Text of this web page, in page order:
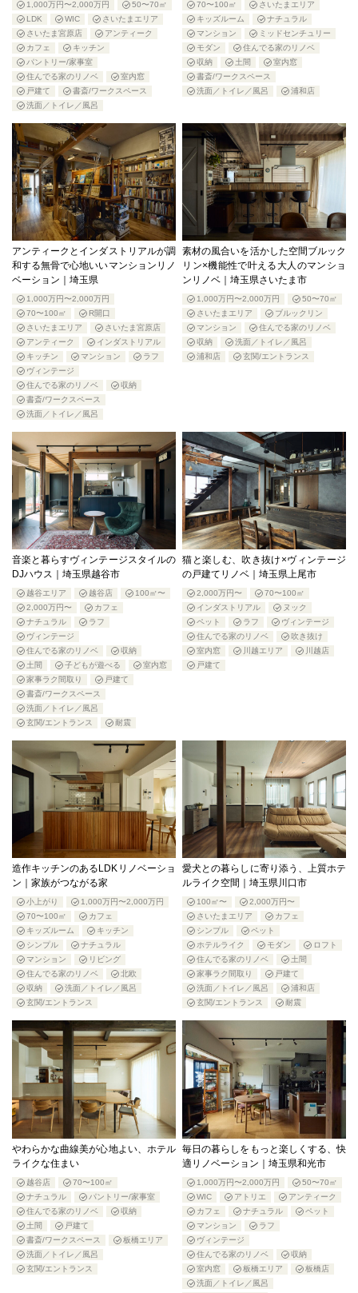
1,000万円〜2,000万円
50〜70㎡
LDK
WIC
さいたまエリア
さいたま宮原店
アンティーク
カフェ
キッチン
パントリー/家事室
住んでる家のリノベ
室内窓
戸建て
書斎/ワークスペース
洗面／トイレ／風呂
70〜100㎡
さいたまエリア
キッズルーム
ナチュラル
マンション
ミッドセンチュリー
モダン
住んでる家のリノベ
収納
土間
室内窓
書斎/ワークスペース
洗面／トイレ／風呂
浦和店
アンティークとインダストリアルが調
和する無骨で心地いいマンションリノ
ベーション｜埼玉県
1,000万円〜2,000万円
70〜100㎡
R開口
さいたまエリア
さいたま宮原店
アンティーク
インダストリアル
キッチン
マンション
ラフ
ヴィンテージ
住んでる家のリノベ
収納
書斎/ワークスペース
洗面／トイレ／風呂
素材の風合いを活かした空間ブルック
リン×機能性で叶える大人のマンショ
ンリノベ｜埼玉県さいたま市
1,000万円〜2,000万円
50〜70㎡
さいたまエリア
ブルックリン
マンション
住んでる家のリノベ
収納
洗面／トイレ／風呂
浦和店
玄関/エントランス
音楽と暮らすヴィンテージスタイルの
DJハウス｜埼玉県越谷市
越谷エリア 越谷店
100㎡〜
2,000万円〜
カフェ
ナチュラル
ラフ
ヴィンテージ
住んでる家のリノベ
収納
土間
子どもが遊べる
室内窓
家事ラク間取り
戸建て
書斎/ワークスペース
洗面／トイレ／風呂
玄関/エントランス
耐震
猫と楽しむ、吹き抜け×ヴィンテージ
の戸建てリノベ｜埼玉県上尾市
2,000万円〜
70〜100㎡
インダストリアル
ヌック
ペット
ラフ
ヴィンテージ
住んでる家のリノベ
吹き抜け
室内窓
川越エリア
川越店
戸建て
造作キッチンのあるLDKリノベーショ
ン｜家族がつながる家
小上がり
1,000万円〜2,000万円
70〜100㎡
カフェ
キッズルーム
キッチン
シンプル
ナチュラル
マンション
リビング
住んでる家のリノベ
北欧
収納
洗面／トイレ／風呂
玄関/エントランス
愛犬との暮らしに寄り添う、上質ホテ
ルライク空間｜埼玉県川口市
100㎡〜
2,000万円〜
さいたまエリア
カフェ
シンプル
ペット
ホテルライク
モダン
ロフト
住んでる家のリノベ
土間
家事ラク間取り
戸建て
洗面／トイレ／風呂
浦和店
玄関/エントランス
耐震
やわらかな曲線美が心地よい、ホテル
ライクな住まい
越谷店
70〜100㎡
ナチュラル
パントリー/家事室
住んでる家のリノベ
収納
土間
戸建て
書斎/ワークスペース
板橋エリア
洗面／トイレ／風呂
玄関/エントランス
毎日の暮らしをもっと楽しくする、快
適リノベーション｜埼玉県和光市
1,000万円〜2,000万円
50〜70㎡
WIC
アトリエ
アンティーク
カフェ
ナチュラル
ペット
マンション
ラフ
ヴィンテージ
住んでる家のリノベ
収納
室内窓
板橋エリア
板橋店
洗面／トイレ／風呂